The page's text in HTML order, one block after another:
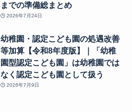
までの準備総まとめ
2026年7月24日
幼稚園・認定こども園の処遇改善
等加算【令和8年度版】｜「幼稚
園型認定こども園」は幼稚園では
なく認定こども園として扱う
2026年7月9日